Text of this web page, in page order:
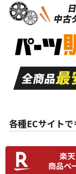
S
品
A
走行距離
目立つ傷
ない
な中
C
比較的き
品
各種ECサイト